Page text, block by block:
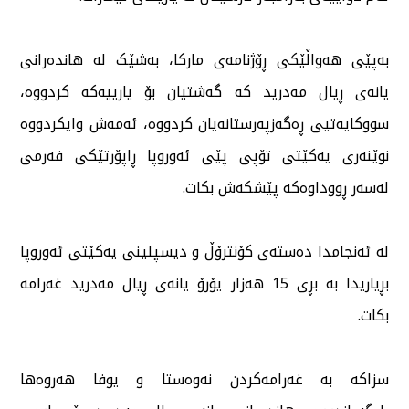
بەپێی هەواڵێکی ڕۆژنامەی مارکا، بەشێک لە هاندەرانی
یانەی ڕیال مەدرید کە گەشتیان بۆ یارییەکە کردووە،
سووکایەتیی ڕەگەزپەرستانەیان کردووە، ئەمەش وایکردووە
نوێنەری یەکێتی تۆپی پێی ئەوروپا ڕاپۆرتێکی فەرمی
لەسەر ڕووداوەکە پێشکەش بکات.
لە ئەنجامدا دەستەی کۆنترۆڵ و دیسپلینی یەکێتی ئەوروپا
بڕیاریدا بە بڕی 15 هەزار یۆرۆ یانەی ڕیال مەدرید غەرامە
بکات.
سزاکە بە غەرامەکردن نەوەستا و یوفا هەروەها